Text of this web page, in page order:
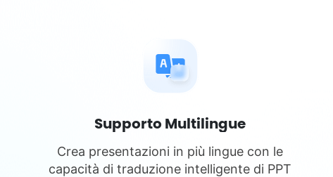
Supporto Multilingue
Crea presentazioni in più lingue con le
capacità di traduzione intelligente di PPT